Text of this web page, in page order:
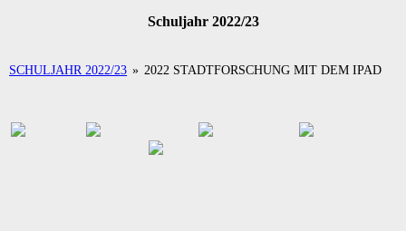
Schuljahr 2022/23
SCHULJAHR 2022/23 » 2022 STADTFORSCHUNG MIT DEM IPAD